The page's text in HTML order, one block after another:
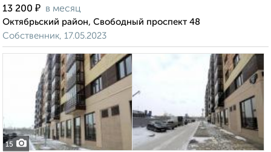
13 200 ₽ в месяц
Октябрьский район, Свободный проспект 48
Собственник, 17.05.2023
15